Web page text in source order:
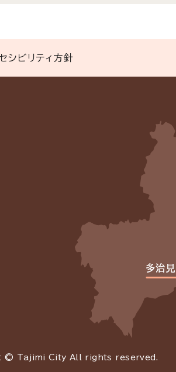
シビリティ方針
© Tajimi City All rights reserved.